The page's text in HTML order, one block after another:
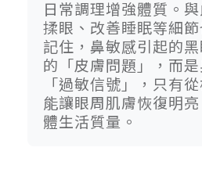
日常調理增強體質。
揉眼、改善睡眠等細節
記住，鼻敏感引起的
的「皮膚問題」，而
「過敏信號」，只有
能讓眼周肌膚恢復明
體生活質量。